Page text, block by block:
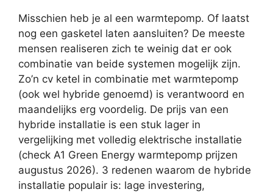
Misschien heb je al een warmtepomp. Of laatst
nog een gasketel laten aansluiten? De meeste
mensen realiseren zich te weinig dat er ook
combinatie van beide systemen mogelijk zijn.
Zo’n cv ketel in combinatie met warmtepomp
(ook wel hybride genoemd) is verantwoord en
maandelijks erg voordelig. De prijs van een
hybride installatie is een stuk lager in
vergelijking met volledig elektrische installatie
(check A1 Green Energy warmtepomp prijzen
augustus 2026). 3 redenen waarom de hybride
installatie populair is: lage investering,